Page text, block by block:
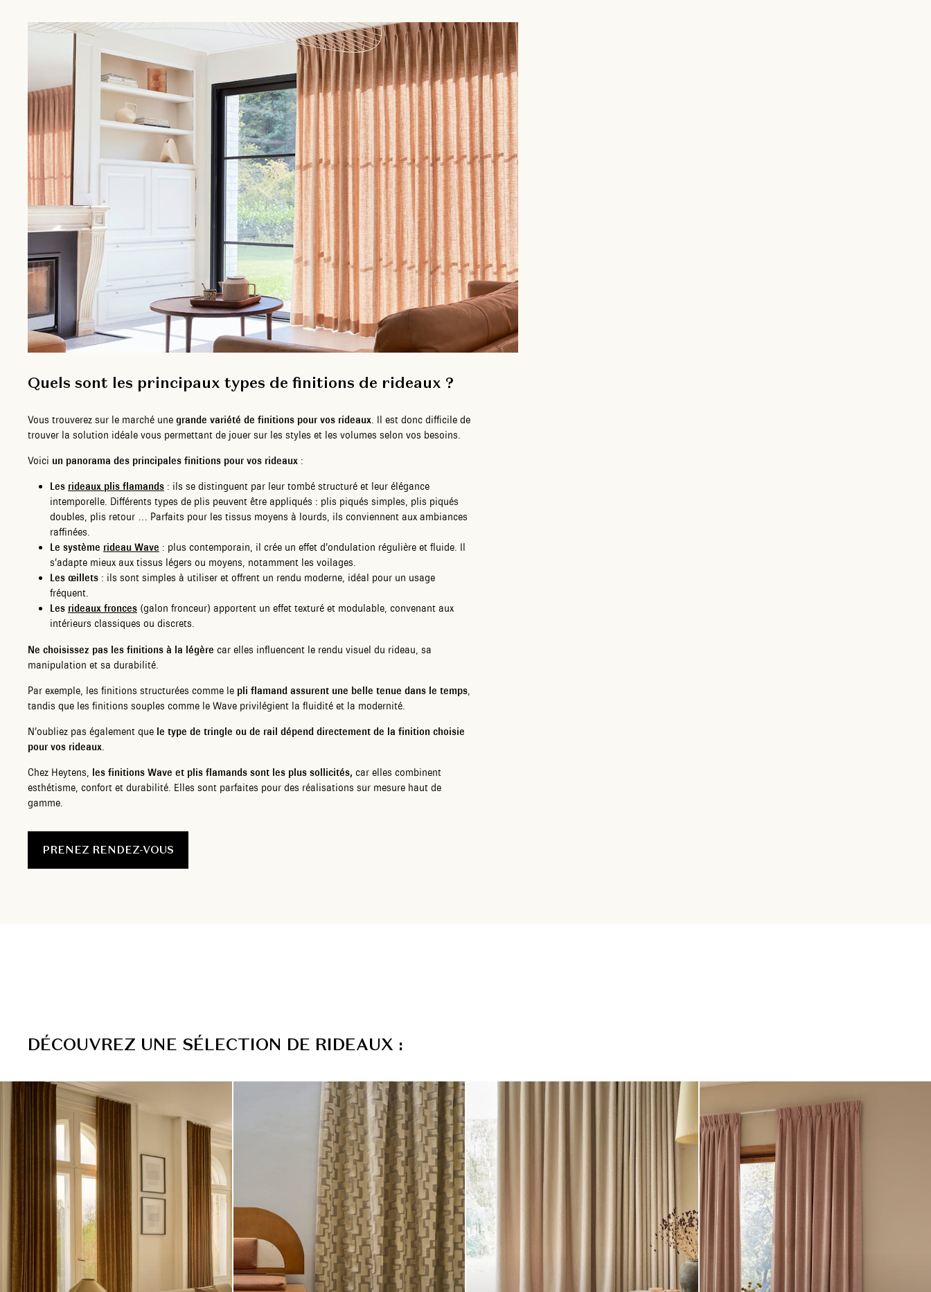
Quels sont les principaux types de finitions de rideaux ?
Vous trouverez sur le marché une grande variété de finitions pour vos rideaux. Il est donc difficile de
trouver la solution idéale vous permettant de jouer sur les styles et les volumes selon vos besoins.
Voici un panorama des principales finitions pour vos rideaux :
Les rideaux plis flamands : ils se distinguent par leur tombé structuré et leur élégance
intemporelle. Différents types de plis peuvent être appliqués : plis piqués simples, plis piqués
doubles, plis retour … Parfaits pour les tissus moyens à lourds, ils conviennent aux ambiances
raffinées.
Le système rideau Wave : plus contemporain, il crée un effet d’ondulation régulière et fluide. Il
s’adapte mieux aux tissus légers ou moyens, notamment les voilages.
Les œillets : ils sont simples à utiliser et offrent un rendu moderne, idéal pour un usage
fréquent.
Les rideaux fronces (galon fronceur) apportent un effet texturé et modulable, convenant aux
intérieurs classiques ou discrets.
Ne choisissez pas les finitions à la légère car elles influencent le rendu visuel du rideau, sa
manipulation et sa durabilité.
Par exemple, les finitions structurées comme le pli flamand assurent une belle tenue dans le temps,
tandis que les finitions souples comme le Wave privilégient la fluidité et la modernité.
N’oubliez pas également que le type de tringle ou de rail dépend directement de la finition choisie
pour vos rideaux.
Chez Heytens, les finitions Wave et plis flamands sont les plus sollicités, car elles combinent
esthétisme, confort et durabilité. Elles sont parfaites pour des réalisations sur mesure haut de
gamme.
PRENEZ RENDEZ-VOUS
DÉCOUVREZ UNE SÉLECTION DE RIDEAUX :